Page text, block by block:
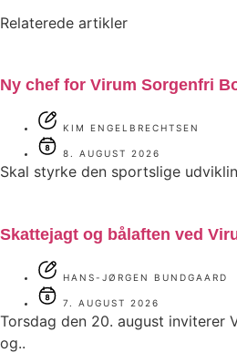
Relaterede artikler
Ny chef for Virum Sorgenfri
KIM ENGELBRECHTSEN
8. AUGUST 2026
Skal styrke den sportslige
Skattejagt og bålaften ved
HANS-JØRGEN BUNDGAARD
7. AUGUST 2026
Torsdag den 20. august inviterer
og..